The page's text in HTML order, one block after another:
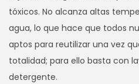
tóxicos. No alcanza altas
agua, lo que hace que todos
aptos para reutilizar una vez
totalidad; para ello basta con
detergente.